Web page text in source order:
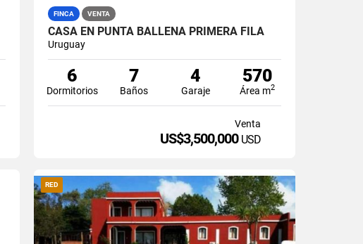
FINCA VENTA
CASA EN PUNTA BALLENA PRIMERA FILA
Uruguay
6
Dormitorios
7
Baños
4
Garaje
570
Área m2
Venta
US$3,500,000 USD
RED